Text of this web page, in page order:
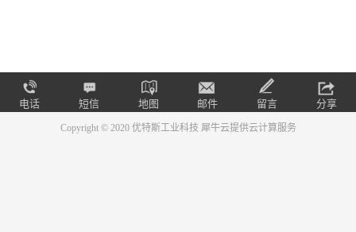
电话 短信 地图 邮件 留言 分享
Copyright © 2020 优特斯工业科技 犀牛云提供云计算服务